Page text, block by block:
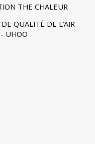
THE CHALEUR
QUALITÉ DE L’AIR
UHOO